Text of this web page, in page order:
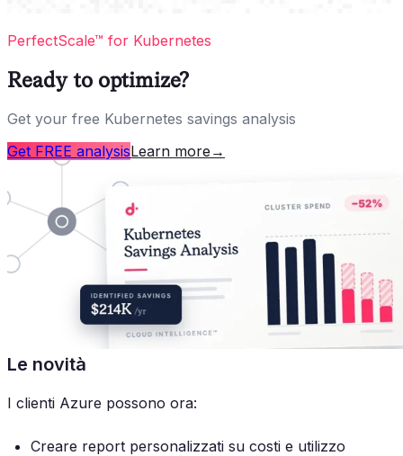
PerfectScale™ for Kubernetes
Ready to optimize?
Get your free Kubernetes savings analysis
Get FREE analysisLearn more →
Le novità
I clienti Azure possono ora:
Creare report personalizzati su costi e utilizzo